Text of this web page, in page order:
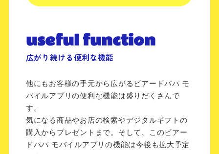
useful function
広がり続ける便利な機能
他にもお客様の手元から広がるビアードパパ モ
バイルアプリの便利な機能は盛りだくさんで
す。
気になる商品やお店の検索やデジタルギフトの
購入からプレゼントまで。そして、このビアー
ドパパ モバイルアプリの機能は今後も拡大予定